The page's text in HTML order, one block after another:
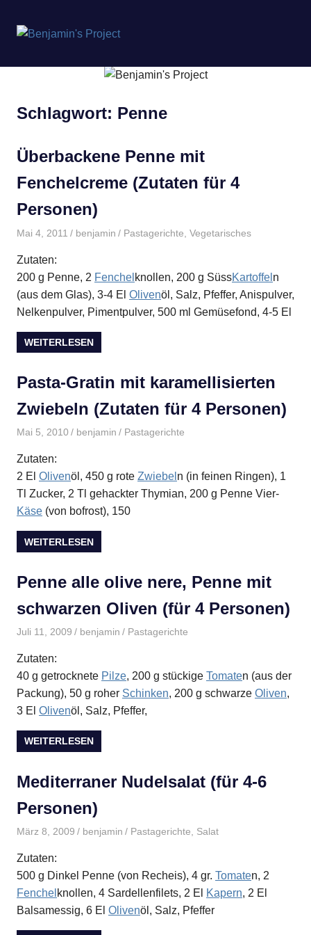
springen
Project
Schlagwort: Penne
Überbackene Penne mit
Fenchelcreme (Zutaten für 4
Personen)
Mai 4, 2011 benjamin Pastagerichte Vegetarisches
Zutaten:
200 g Penne, 2 Fenchel knollen, 200 g SüssKartoffel n
(aus dem Glas), 3-4 El Olivenöl, Salz, Pfeffer, Anispulver,
Nelkenpulver, Pimentpulver, 500 ml Gemüsefond, 4-5 El
WEITERLESEN
Pasta-Gratin mit karamellisierten
Zwiebeln (Zutaten für 4 Personen)
Mai 5, 2010 benjamin Pastagerichte
Zutaten:
2 El Olivenöl, 450 g rote Zwiebel n (in feinen Ringen), 1
Tl Zucker, 2 Tl gehackter Thymian, 200 g Penne Vier-
Käse (von bofrost), 150
WEITERLESEN
Penne alle olive nere, Penne mit
schwarzen Oliven (für 4 Personen)
Juli 11, 2009 benjamin Pastagerichte
Zutaten:
40 g getrocknete Pilze, 200 g stückige Tomaten (aus der
Packung), 50 g roher Schinken, 200 g schwarze Oliven,
3 El Olivenöl, Salz, Pfeffer,
WEITERLESEN
Mediterraner Nudelsalat (für 4-6
Personen)
März 8, 2009 benjamin Pastagerichte Salat
Zutaten:
500 g Dinkel Penne (von Recheis), 4 gr. Tomaten, 2
Fenchel knollen, 4 Sardellenfilets, 2 El Kapern, 2 El
Balsamessig, 6 El Olivenöl, Salz, Pfeffer